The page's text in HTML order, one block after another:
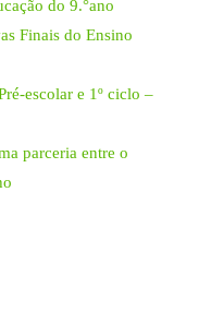
do 9.°ano
Finais do Ensino
escolar e 1º ciclo –
parceria entre o